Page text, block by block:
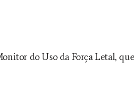
do Uso da Força Letal,